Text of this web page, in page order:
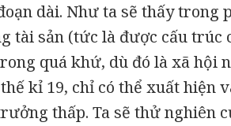
dài. Như ta sẽ thấy trong
tài sản (tức là được cấu trúc
quá khứ, dù đó là xã hội
kỉ 19, chỉ có thể xuất hiện
thấp. Ta sẽ thử nghiên